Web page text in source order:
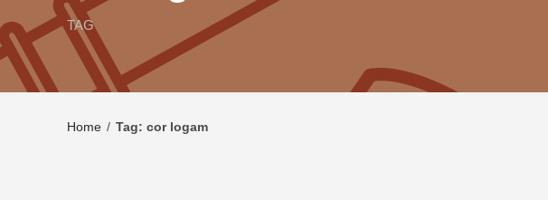
TAG
Home / Tag: cor logam